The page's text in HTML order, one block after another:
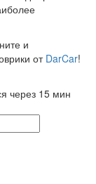
и
от DarCar!
через 15 мин